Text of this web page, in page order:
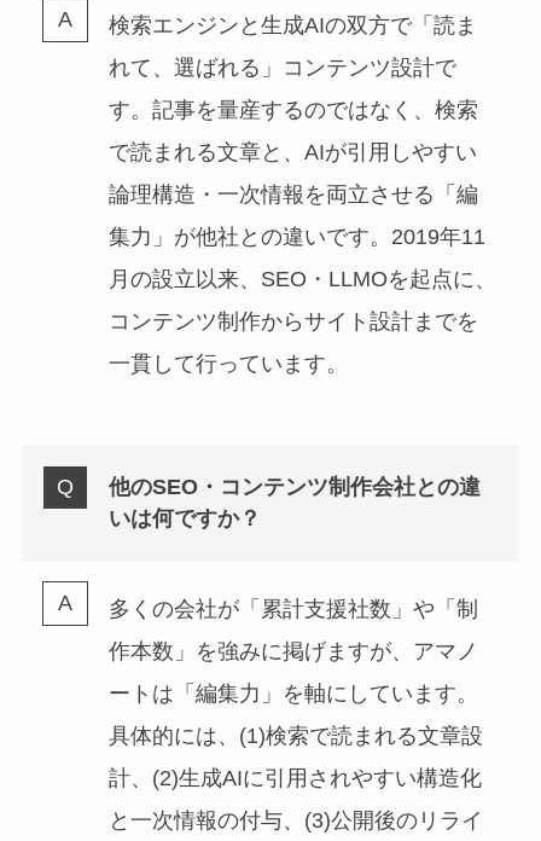
検索エンジンと生成AIの双方で「読ま
れて、選ばれる」コンテンツ設計で
す。記事を量産するのではなく、検索
で読まれる文章と、AIが引用しやすい
論理構造・一次情報を両立させる「編
集力」が他社との違いです。2019年11
月の設立以来、SEO・LLMOを起点に、
コンテンツ制作からサイト設計までを
一貫して行っています。
他のSEO・コンテンツ制作会社との違
いは何ですか？
多くの会社が「累計支援社数」や「制
作本数」を強みに掲げますが、アマノ
ートは「編集力」を軸にしています。
具体的には、(1)検索で読まれる文章設
計、(2)生成AIに引用されやすい構造化
と一次情報の付与、(3)公開後のリライ